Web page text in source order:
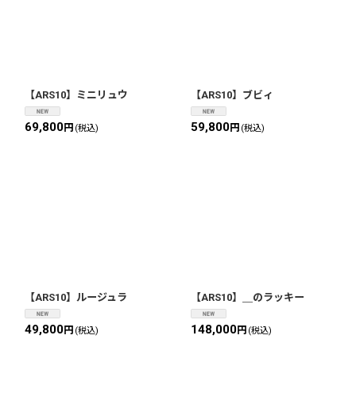
【ARS10】ミニリュウ
69,800円 (税込)
【ARS10】ブビィ
59,800円 (税込)
【ARS10】ルージュラ
49,800円 (税込)
【ARS10】＿のラッキー
148,000円 (税込)